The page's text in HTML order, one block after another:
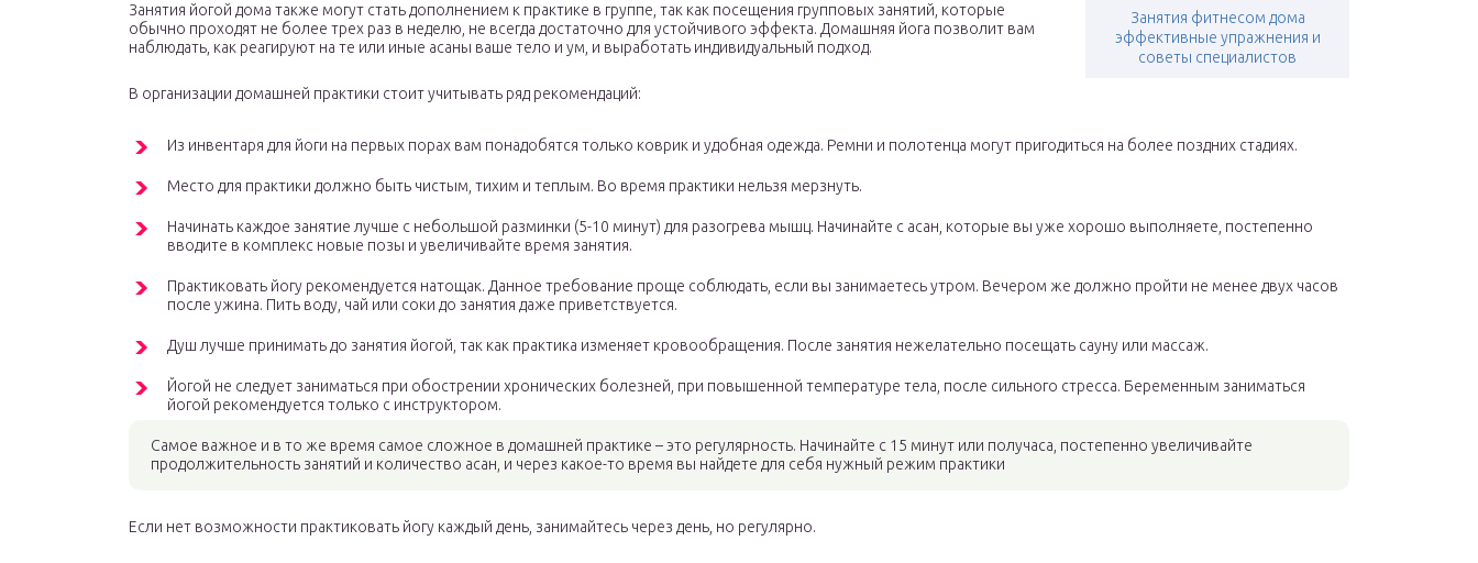
Занятия фитнесом дома
эффективные упражнения и
советы специалистов
Занятия йогой дома также могут стать дополнением к практике в группе, так как посещения групповых занятий, которые
обычно проходят не более трех раз в неделю, не всегда достаточно для устойчивого эффекта. Домашняя йога позволит вам
наблюдать, как реагируют на те или иные асаны ваше тело и ум, и выработать индивидуальный подход.
В организации домашней практики стоит учитывать ряд рекомендаций:
Из инвентаря для йоги на первых порах вам понадобятся только коврик и удобная одежда. Ремни и полотенца могут пригодиться на более поздних стадиях.
Место для практики должно быть чистым, тихим и теплым. Во время практики нельзя мерзнуть.
Начинать каждое занятие лучше с небольшой разминки (5-10 минут) для разогрева мышц. Начинайте с асан, которые вы уже хорошо выполняете, постепенно
вводите в комплекс новые позы и увеличивайте время занятия.
Практиковать йогу рекомендуется натощак. Данное требование проще соблюдать, если вы занимаетесь утром. Вечером же должно пройти не менее двух часов
после ужина. Пить воду, чай или соки до занятия даже приветствуется.
Душ лучше принимать до занятия йогой, так как практика изменяет кровообращения. После занятия нежелательно посещать сауну или массаж.
Йогой не следует заниматься при обострении хронических болезней, при повышенной температуре тела, после сильного стресса. Беременным заниматься
йогой рекомендуется только с инструктором.
Самое важное и в то же время самое сложное в домашней практике – это регулярность. Начинайте с 15 минут или получаса, постепенно увеличивайте
продолжительность занятий и количество асан, и через какое-то время вы найдете для себя нужный режим практики
Если нет возможности практиковать йогу каждый день, занимайтесь через день, но регулярно.